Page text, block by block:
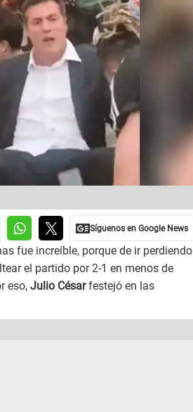
fue increíble, porque de ir perdiendo
el partido por 2-1 en menos de
eso, Julio Césarfestejó en las